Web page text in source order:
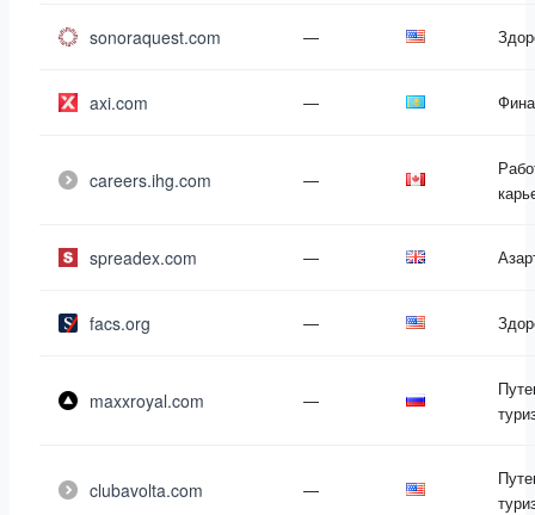
sonoraquest.com —
axi.com —
careers.ihg.com —
spreadex.com —
facs.org —
maxxroyal.com —
clubavolta.com —